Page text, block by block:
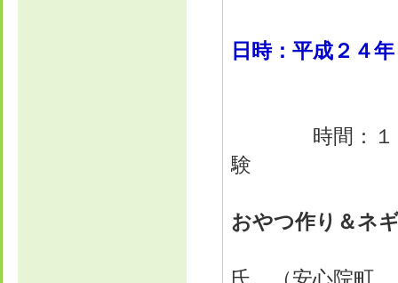
日時：平成２４
時間：１０
験
おやつ作り＆ネ